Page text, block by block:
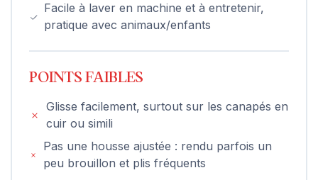
Facile à laver en machine et à entretenir,
pratique avec animaux/enfants
POINTS FAIBLES
Glisse facilement, surtout sur les canapés en
cuir ou simili
Pas une housse ajustée : rendu parfois un
peu brouillon et plis fréquents